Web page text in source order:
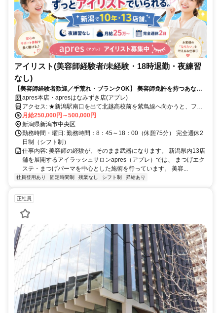
アイリスト(美容師経験者/未経験・18時退勤・夜練習
なし)
【美容師経験者歓迎／手荒れ・ブランクOK】 美容師免許を持つあなた
が、もっと輝ける場所があります
apres本店・apresはなみずき店(アプレ)
アクセス: ★新潟駅南口を出て北越高校前を紫鳥線へ向かうと、ファ
ミリーマートが左手にあります。その先のENEOS隣りのマンション
1Fにマツエクサロンapresになります。中央区駅南、ウオロク鐙西店
そばにマツエクサロンapresがあります！新潟市中央区アポロン駅南
店前に中央区マツエクサロンapres駅南店になります。
月給250,000円～500,000円
新潟県新潟市中央区
勤務時間・曜日: 勤務時間：8：45～18：00（休憩75分） 完全週休2
日制（シフト制）
仕事内容: 美容師の経験が、そのまま武器になります。 新潟県内13店
舗を展開するアイラッシュサロンapres（アプレ）では、 まつげエク
ステ・まつげパーマを中心とした施術を行っています。 美容...
社員登用あり 固定時間制 残業なし シフト制 昇給あり
正社員